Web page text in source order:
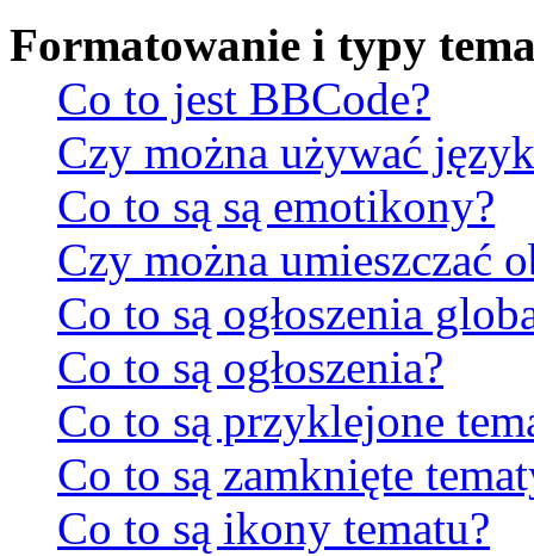
Formatowanie i typy
Co to jest BBCode?
Czy można używać
Co to są są emotikony?
Czy można umieszczać
Co to są ogłoszenia
Co to są ogłoszenia?
Co to są przyklejone
Co to są zamknięte
Co to są ikony tematu?